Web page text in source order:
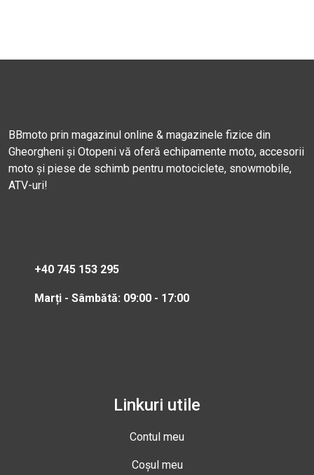
BBmoto prin magazinul online & magazinele fizice din
Gheorgheni și Otopeni vă oferă echipamente moto, accesorii
moto și piese de schimb pentru motociclete, snowmobile,
ATV-uri!
+40 745 153 295
Marți - Sâmbătă: 09:00 - 17:00
Linkuri utile
Contul meu
Coșul meu